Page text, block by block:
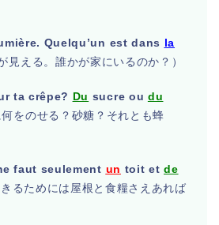
Quelqu’un est dans
la
見える。誰かが家にいるのか？）
ta crêpe? Du sucre ou du
何をのせる？砂糖？それとも蜂
faut seulement un toit et de
きるためには屋根と食糧さえあれば